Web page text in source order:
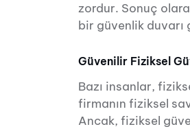
zordur. Sonuç
bir güvenlik duvarı
Güvenilir Fiziksel
Bazı insanlar,
firmanın fiziksel
Ancak, fiziksel